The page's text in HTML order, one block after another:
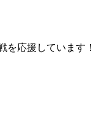
を応援しています！